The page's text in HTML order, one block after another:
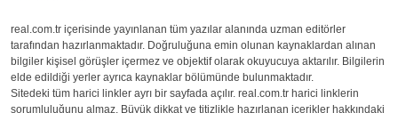
real.com.tr içerisinde yayınlanan tüm yazılar alanında uzman editörler
tarafından hazırlanmaktadır. Doğruluğuna emin olunan kaynaklardan alınan
bilgiler kişisel görüşler içermez ve objektif olarak okuyucuya aktarılır. Bilgilerin
elde edildiği yerler ayrıca kaynaklar bölümünde bulunmaktadır.
Sitedeki tüm harici linkler ayrı bir sayfada açılır. real.com.tr harici linklerin
sorumluluğunu almaz. Büyük dikkat ve titizlikle hazırlanan içerikler hakkındaki